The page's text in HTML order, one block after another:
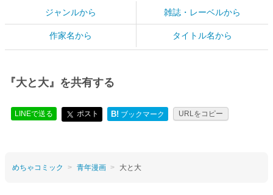
ジャンルから 雑誌・レーベルから
作家名から タイトル名から
『大と大』を共有する
LINEで送る ポスト B! ブックマーク URLをコピー
めちゃコミック 青年漫画 大と大